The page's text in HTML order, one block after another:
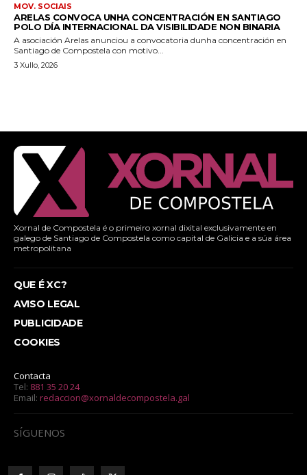
MOV. SOCIAIS
ARELAS CONVOCA UNHA CONCENTRACIÓN EN SANTIAGO
POLO DÍA INTERNACIONAL DA VISIBILIDADE NON BINARIA
A asociación Arelas anunciou a convocatoria dunha concentración en
Santiago de Compostela con motivo...
3 Xullo, 2026
Xornal de Compostela é o primeiro xornal dixital exclusivamente en
galego de Santiago de Compostela como capital de Galicia e a súa área
metropolitana
QUE É XC?
AVISO LEGAL
PUBLICIDADE
COOKIES
Contacta
Tel: 881 35 20 24
Email: redaccion@xornaldecompostela.gal
SÍGUENOS